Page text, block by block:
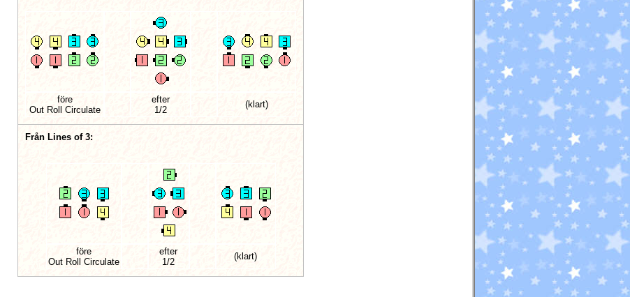
före
Out Roll Circulate
efter
1/2
(klart)
Från Lines of 3:
före
Out Roll Circulate
efter
1/2
(klart)